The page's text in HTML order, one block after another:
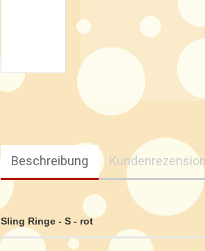
Beschreibung
Sling Ringe - S - rot